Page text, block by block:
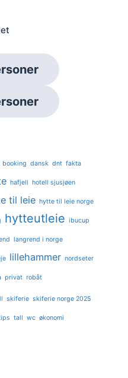
booking dansk dnt fakta
hafjell hotell sjusjøen
til leie hytte til leie norge
hytteutleie ibucup
langrend i norge
lillehammer nordseter
privat robåt
skiferie skiferie norge 2025
tall wc økonomi